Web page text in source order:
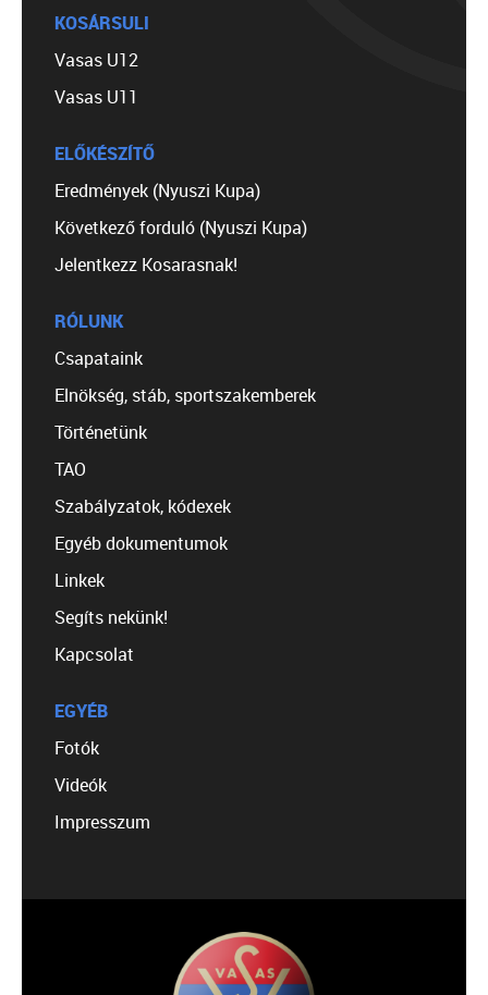
KOSÁRSULI
Vasas U12
Vasas U11
ELŐKÉSZÍTŐ
Eredmények (Nyuszi Kupa)
Következő forduló (Nyuszi Kupa)
Jelentkezz Kosarasnak!
RÓLUNK
Csapataink
Elnökség, stáb, sportszakemberek
Történetünk
TAO
Szabályzatok, kódexek
Egyéb dokumentumok
Linkek
Segíts nekünk!
Kapcsolat
EGYÉB
Fotók
Videók
Impresszum